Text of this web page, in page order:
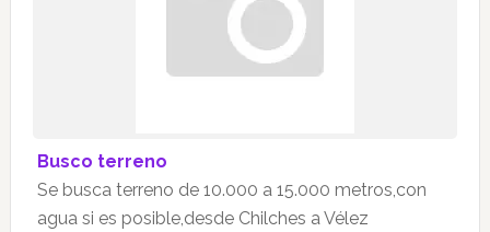
Busco terreno
Se busca terreno de 10.000 a 15.000 metros,con
agua si es posible,desde Chilches a Vélez